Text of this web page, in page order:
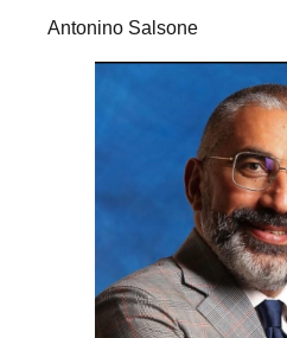
Antonino Salsone